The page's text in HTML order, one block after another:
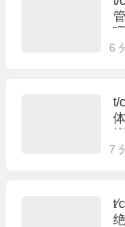
理
6
t/
7